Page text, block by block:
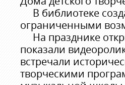
В библиотеке
ограниченными
На празднике
показали
встречали
творческими